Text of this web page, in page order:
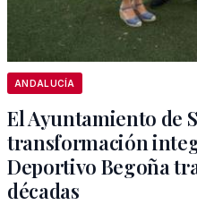
ANDALUCÍA
El Ayuntamiento de
transformación
Deportivo Begoña
décadas